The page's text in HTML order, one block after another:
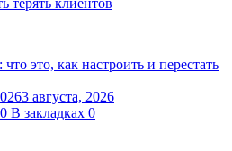
это, как настроить и перестать
3 августа, 2026
0 В закладках 0